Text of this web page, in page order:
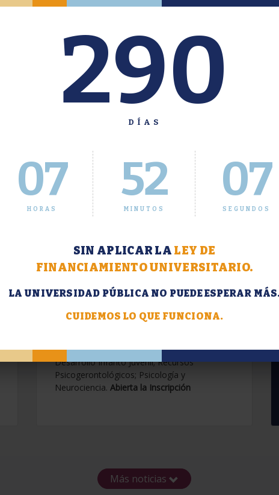
290
DÍAS
07
HORAS
52
MINUTOS
07
SEGUNDOS
SIN APLICAR LA LEY DE
FINANCIAMIENTO UNIVERSITARIO.
LA UNIVERSIDAD PÚBLICA NO PUEDE ESPERAR
CUIDEMOS LO QUE FUNCIONA.
Oferta de Grado. Segundo
Inscripción del 30 de julio al 4 de agosto a
través del Sistema Académico
Extensión. Diplomaturas
2026.
Contemporáneas; Problemáticas en el
Desarrollo Infanto Juvenil; Recursos
Psicogerontológicos; Psicología y
Neurociencia. Abierta la Inscripción
Más noticias